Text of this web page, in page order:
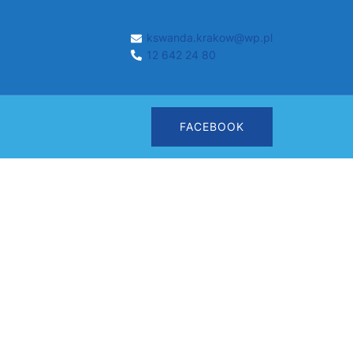
kswanda.krakow@wp.pl
12 642 24 80
FACEBOOK